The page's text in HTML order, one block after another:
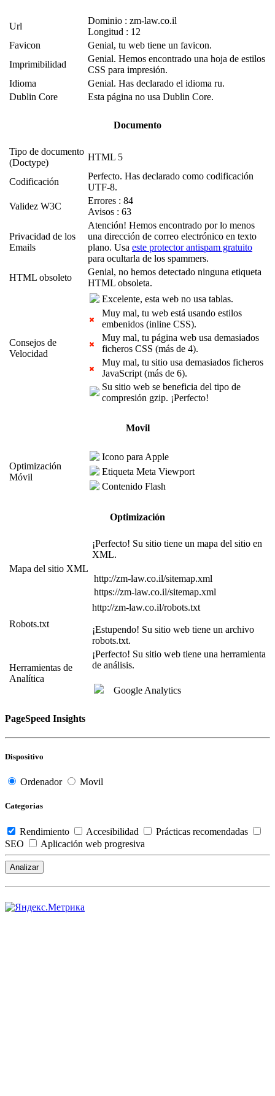
Url
Dominio : zm-law.co.il
Longitud : 12
Favicon
Genial, tu web tiene un favicon.
Imprimibilidad
Genial. Hemos encontrado una hoja de estilos
CSS para impresión.
Idioma
Genial. Has declarado el idioma ru.
Dublin Core
Esta página no usa Dublin Core.
Documento
Tipo de documento
(Doctype)
HTML 5
Codificación
Perfecto. Has declarado como codificación
UTF-8.
Validez W3C
Errores : 84
Avisos : 63
Privacidad de los
Emails
Atención! Hemos encontrado por lo menos
una dirección de correo electrónico en texto
plano. Usa este protector antispam gratuito
para ocultarla de los spammers.
HTML obsoleto
Genial, no hemos detectado ninguna etiqueta
HTML obsoleta.
Consejos de
Velocidad
Excelente, esta web no usa tablas.
Muy mal, tu web está usando estilos
embenidos (inline CSS).
Muy mal, tu página web usa demasiados
ficheros CSS (más de 4).
Muy mal, tu sitio usa demasiados ficheros
JavaScript (más de 6).
Su sitio web se beneficia del tipo de
compresión gzip. ¡Perfecto!
Movil
Optimización
Móvil
Icono para Apple
Etiqueta Meta Viewport
Contenido Flash
Optimización
Mapa del sitio XML
¡Perfecto! Su sitio tiene un mapa del sitio en
XML.
http://zm-law.co.il/sitemap.xml
https://zm-law.co.il/sitemap.xml
Robots.txt
http://zm-law.co.il/robots.txt
¡Estupendo! Su sitio web tiene un archivo
robots.txt.
Herramientas de
Analítica
¡Perfecto! Su sitio web tiene una herramienta
de análisis.
Google Analytics
PageSpeed Insights
Dispositivo
Ordenador Movil
Categorias
Rendimiento Accesibilidad
Prácticas recomendadas
SEO
Aplicación web progresiva
Analizar